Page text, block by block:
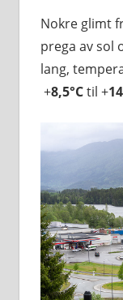
Nokre glimt
prega av sol
lang,
+8,5°Ctil +